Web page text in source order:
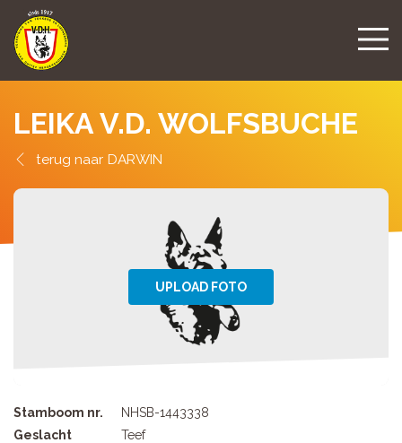
LEIKA V.D. WOLFSBUCHE
DARWIN
Stamboom nr.
NHSB-1443338
Geslacht
Teef